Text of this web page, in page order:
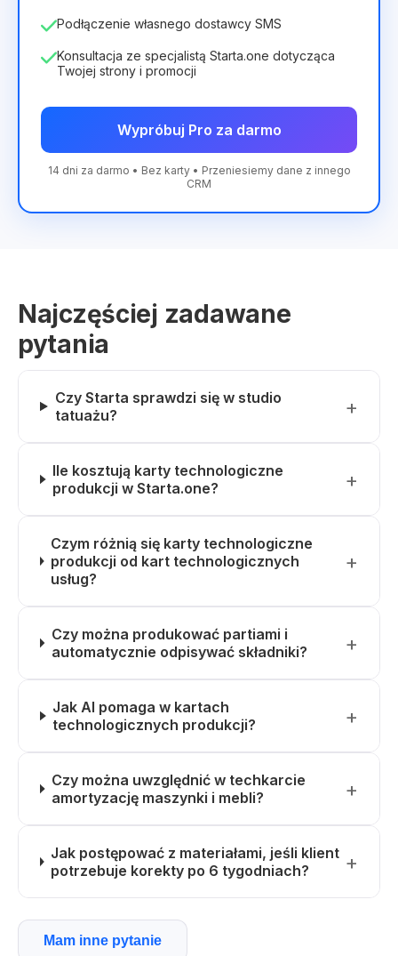
Podłączenie własnego dostawcy SMS
Konsultacja ze specjalistą Starta.one dotycząca
Twojej strony i promocji
Wypróbuj Pro za darmo
14 dni za darmo • Bez karty • Przeniesiemy dane z innego
CRM
Najczęściej zadawane
pytania
Czy Starta sprawdzi się w studio
tatuażu?
Ile kosztują karty technologiczne
produkcji w Starta.one?
Czym różnią się karty technologiczne
produkcji od kart technologicznych
usług?
Czy można produkować partiami i
automatycznie odpisywać składniki?
Jak AI pomaga w kartach
technologicznych produkcji?
Czy można uwzględnić w techkarcie
amortyzację maszynki i mebli?
Jak postępować z materiałami, jeśli klient
potrzebuje korekty po 6 tygodniach?
Mam inne pytanie